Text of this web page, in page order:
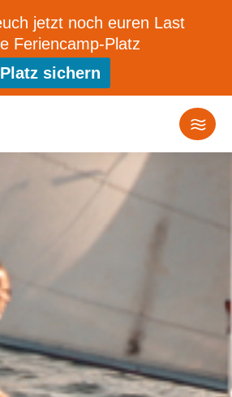
jetzt noch euren Last
Feriencamp-Platz
Platz sichern